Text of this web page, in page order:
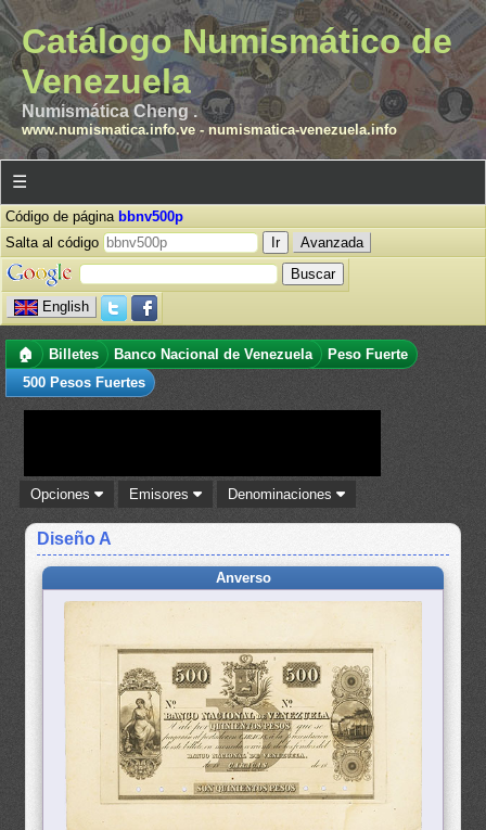
Catálogo Numismático de
Venezuela
Numismática Cheng .
www.numismatica.info.ve- numismatica-venezuela.info
☰
Código de página bbnv500p
Salta al código
Avanzada
English
🏠 Billetes Banco Nacional de Venezuela
Peso Fuerte
500 Pesos Fuertes
Opciones Emisores Denominaciones
Diseño A
Anverso